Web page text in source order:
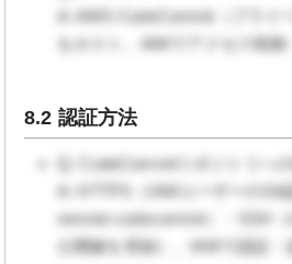
A: AWS CodeCommit（プライ
をホスト。IAMでアクセス制御
8.2 認証方法
Q: CodeCommitリポジトリへ
A: HTTPS（IAMユーザーのGit
remote-codecommit）・SSH（
公開鍵を登録）。IAMで認証・